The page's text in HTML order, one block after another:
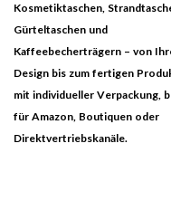
Kosmetiktaschen,
Gürteltaschen und
Kaffeebecherträgern – von
Design bis zum fertigen
mit individueller Verpackung,
für Amazon, Boutiquen oder
Direktvertriebskanäle.